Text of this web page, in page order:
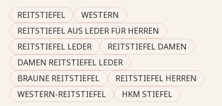
REITSTIEFEL
WESTERN
REITSTIEFEL AUS LEDER FÜR HERREN
REITSTIEFEL LEDER
REITSTIEFEL DAMEN
DAMEN REITSTIEFEL LEDER
BRAUNE REITSTIEFEL
REITSTIEFEL HERREN
WESTERN-REITSTIEFEL
HKM STIEFEL